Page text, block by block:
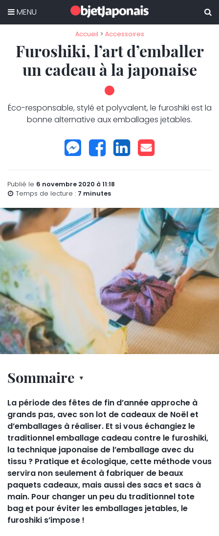
Accueil > Accessoires
Furoshiki, l’art d’emballer
un cadeau à la japonaise
Éco-responsable, stylé et polyvalent, le furoshiki est la
bonne alternative aux emballages jetables.
Publié le 6 novembre 2020 à 11:18
Temps de lecture : 7 minutes
Sommaire
La période des fêtes de fin d’année approche à
grands pas, avec son lot de cadeaux de Noël et
d’emballages à réaliser. Et si vous échangiez le
traditionnel emballage cadeau contre le furoshiki,
la technique japonaise de l’emballage avec du
tissu ? Pratique et écologique, cette méthode vous
servira non seulement à fabriquer de beaux
paquets cadeaux, mais aussi des sacs et sacs à
main. Pour changer un peu du traditionnel tote
bag et pour éviter les emballages jetables, le
furoshiki s’impose !